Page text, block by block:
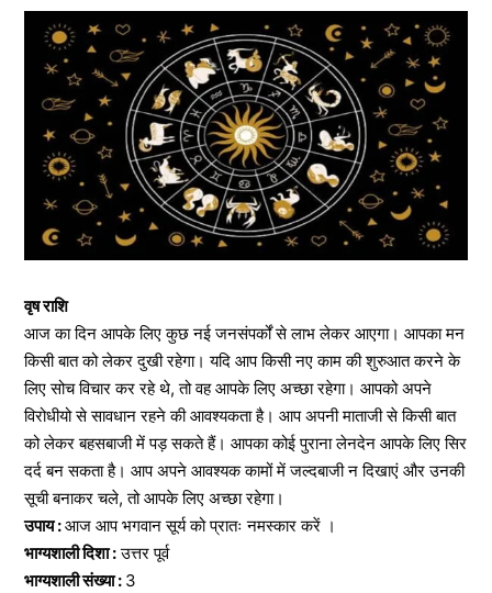
वृष राशि
आज का दिन आपके लिए कुछ नई जनसंपर्कों से लाभ लेकर आएगा। आपका मन
किसी बात को लेकर दुखी रहेगा। यदि आप किसी नए काम की शुरुआत करने के
लिए सोच विचार कर रहे थे, तो वह आपके लिए अच्छा रहेगा। आपको अपने
विरोधीयो से सावधान रहने की आवश्यकता है। आप अपनी माताजी से किसी बात
को लेकर बहसबाजी में पड़ सकते हैं। आपका कोई पुराना लेनदेन आपके लिए सिर
दर्द बन सकता है। आप अपने आवश्यक कामों में जल्दबाजी न दिखाएं और उनकी
सूची बनाकर चले, तो आपके लिए अच्छा रहेगा।
उपाय :आज आप भगवान सूर्य को प्रातः नमस्कार करें ।
भाग्यशाली दिशा :उत्तर पूर्व
भाग्यशाली संख्या : 3